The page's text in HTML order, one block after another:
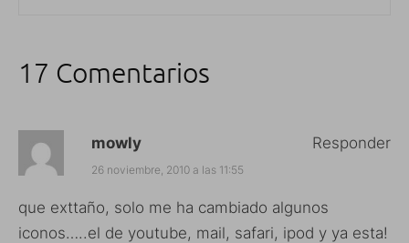
17 Comentarios
mowly
26 noviembre, 2010 a las 11:55
que exttaño, solo me ha cambiado algunos
iconos…..el de youtube, mail, safari, ipod y ya esta!
Responder